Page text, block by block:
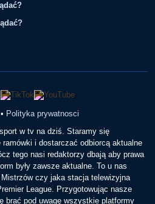
• Polityka prywatnosci
w tv na dziś. Staramy się
i dostarczać odbiorcą aktualne
tego nasi redaktorzy dbają aby prawa
były zawsze aktualne. To u nas
czy jaka stacja telewizyjna
League. Przygotowując nasze
brać pod uwagę wszystkie platformy